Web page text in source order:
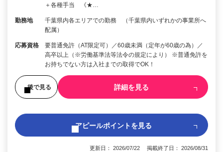
＋各種手当 《★…
勤務地
千葉県内各エリアでの勤務 （千葉県内いずれかの事業所へ
配属）
応募資格
要普通免許（AT限定可）／60歳未満（定年が60歳の為）／
高卒以上（※労働基準法等法令の規定により） ※普通免許を
お持ちでない方は入社までの取得でOK！
後で見る 詳細を見る
アピールポイントを見る
更新日： 2026/07/22 掲載終了日： 2026/08/31